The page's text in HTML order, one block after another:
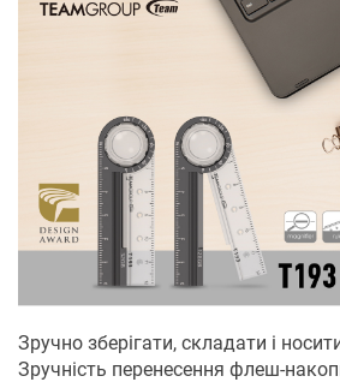
Зручно зберігати, складати і
Зручність перенесення флеш-